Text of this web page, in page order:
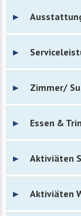
Zimmer/
Essen &
Aktiviäten
Aktiviäten